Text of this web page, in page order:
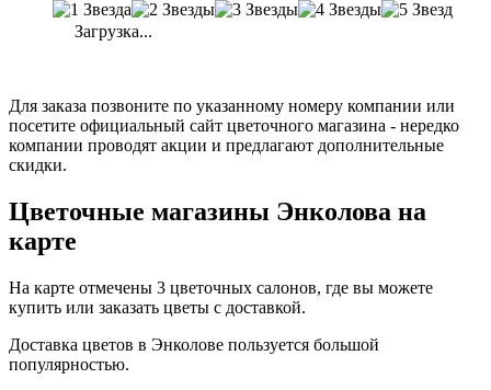
Загрузка...
Для заказа позвоните по указанному номеру компании или
посетите официальный сайт цветочного магазина - нередко
компании проводят акции и предлагают дополнительные
скидки.
Цветочные магазины Энколова на
карте
На карте отмечены 3 цветочных салонов, где вы можете
купить или заказать цветы с доставкой.
Доставка цветов в Энколове пользуется большой
популярностью.